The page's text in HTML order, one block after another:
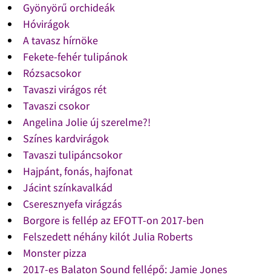
Gyönyörű orchideák
Hóvirágok
A tavasz hírnöke
Fekete-fehér tulipánok
Rózsacsokor
Tavaszi virágos rét
Tavaszi csokor
Angelina Jolie új szerelme?!
Színes kardvirágok
Tavaszi tulipáncsokor
Hajpánt, fonás, hajfonat
Jácint színkavalkád
Cseresznyefa virágzás
Borgore is fellép az EFOTT-on 2017-ben
Felszedett néhány kilót Julia Roberts
Monster pizza
2017-es Balaton Sound fellépő: Jamie Jones